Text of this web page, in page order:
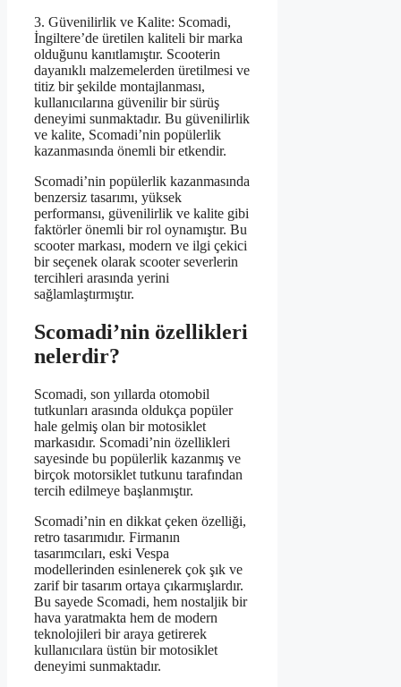
3. Güvenilirlik ve Kalite: Scomadi,
İngiltere’de üretilen kaliteli bir marka
olduğunu kanıtlamıştır. Scooterin
dayanıklı malzemelerden üretilmesi ve
titiz bir şekilde montajlanması,
kullanıcılarına güvenilir bir sürüş
deneyimi sunmaktadır. Bu güvenilirlik
ve kalite, Scomadi’nin popülerlik
kazanmasında önemli bir etkendir.
Scomadi’nin popülerlik kazanmasında
benzersiz tasarımı, yüksek
performansı, güvenilirlik ve kalite gibi
faktörler önemli bir rol oynamıştır. Bu
scooter markası, modern ve ilgi çekici
bir seçenek olarak scooter severlerin
tercihleri arasında yerini
sağlamlaştırmıştır.
Scomadi’nin özellikleri
nelerdir?
Scomadi, son yıllarda otomobil
tutkunları arasında oldukça popüler
hale gelmiş olan bir motosiklet
markasıdır. Scomadi’nin özellikleri
sayesinde bu popülerlik kazanmış ve
birçok motorsiklet tutkunu tarafından
tercih edilmeye başlanmıştır.
Scomadi’nin en dikkat çeken özelliği,
retro tasarımıdır. Firmanın
tasarımcıları, eski Vespa
modellerinden esinlenerek çok şık ve
zarif bir tasarım ortaya çıkarmışlardır.
Bu sayede Scomadi, hem nostaljik bir
hava yaratmakta hem de modern
teknolojileri bir araya getirerek
kullanıcılara üstün bir motosiklet
deneyimi sunmaktadır.